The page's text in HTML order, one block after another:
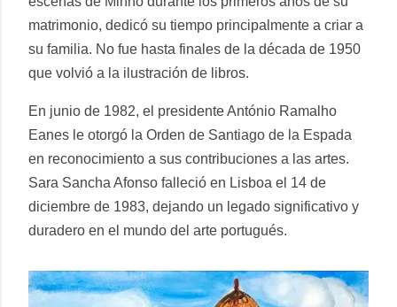
matrimonio, dedicó su tiempo principalmente a criar a
su familia. No fue hasta finales de la década de 1950
que volvió a la ilustración de libros.
En junio de 1982, el presidente António Ramalho
Eanes le otorgó la Orden de Santiago de la Espada
en reconocimiento a sus contribuciones a las artes.
Sara Sancha Afonso falleció en Lisboa el 14 de
diciembre de 1983, dejando un legado significativo y
duradero en el mundo del arte portugués.